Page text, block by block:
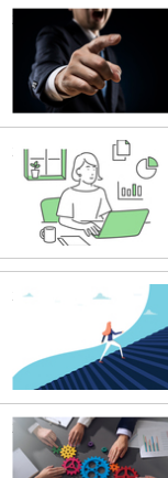
2021/03/02
2021/02/10
2021/01/29
2021/01/28